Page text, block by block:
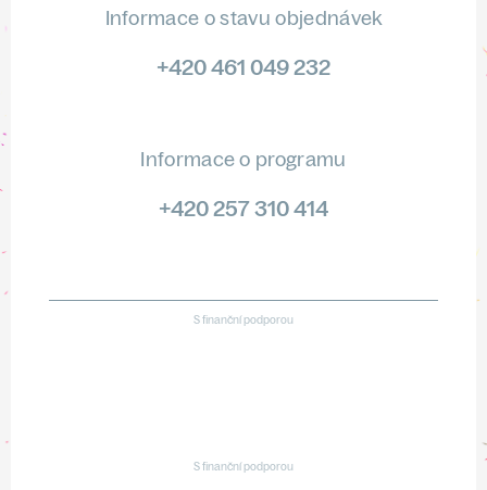
Informace o stavu objednávek
+420 461 049 232
Informace o programu
+420 257 310 414
S finanční podporou
S finanční podporou